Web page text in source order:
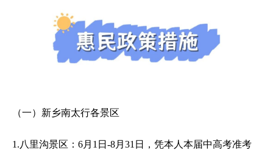
（一）新乡南太行各景区
1.八里沟景区：6月1日-8月31日，凭本人本届中高考准考